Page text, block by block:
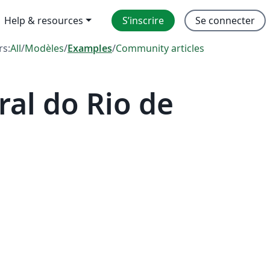
Help & resources S’inscrire Se connecter
All/Modèles/Examples/Community articles
do Rio de